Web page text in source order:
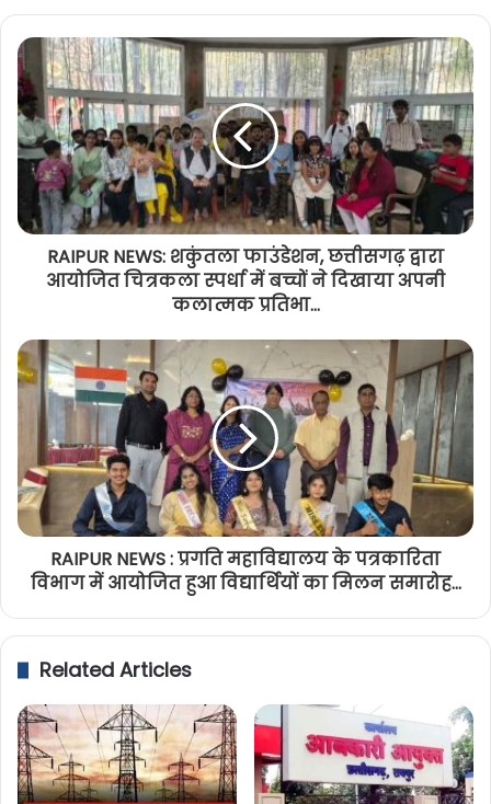
RAIPUR NEWS: शकुंतला फाउंडेशन, छत्तीसगढ़ द्वारा
आयोजित चित्रकला स्पर्धा में बच्चों ने दिखाया अपनी
कलात्मक प्रतिभा...
RAIPUR NEWS : प्रगति महाविद्यालय के पत्रकारिता
विभाग में आयोजित हुआ विद्यार्थियों का मिलन समारोह...
Related Articles